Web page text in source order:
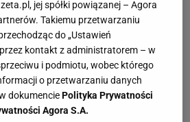
Załużny czy Fedorow? Nowy sondaż
faworyta wyborów w
wywiadu USA. "Wall Street Journal":
zaatakować NATO nawet tej jesieni
jej spółki powiązanej – Agora
Takiemu przetwarzaniu
do „Ustawień
kontakt z administratorem – w
i podmiotu, wobec którego
o przetwarzaniu danych
dokumenciePolityka Prywatności
Agora S.A.